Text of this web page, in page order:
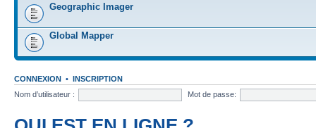
Geographic Imager
Global Mapper
CONNEXION • INSCRIPTION
Nom d’utilisateur :
Mot de passe: